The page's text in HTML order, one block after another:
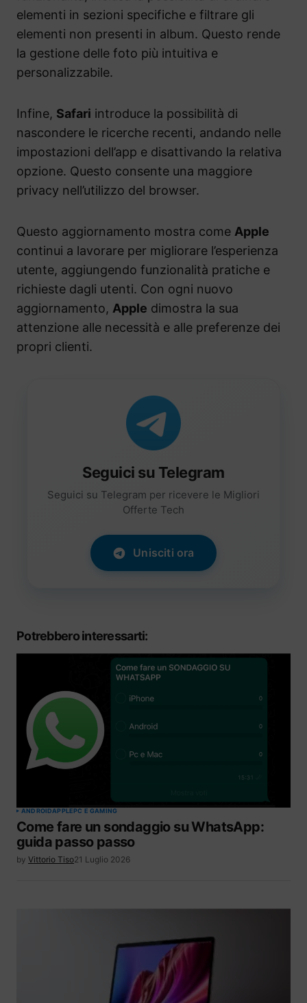
elementi in sezioni specifiche e filtrare gli
elementi non presenti in album. Questo rende
la gestione delle foto più intuitiva e
personalizzabile.
Infine, Safari introduce la possibilità di
nascondere le ricerche recenti, andando nelle
impostazioni dell’app e disattivando la relativa
opzione. Questo consente una maggiore
privacy nell’utilizzo del browser.
Questo aggiornamento mostra come Apple
continui a lavorare per migliorare l’esperienza
utente, aggiungendo funzionalità pratiche e
richieste dagli utenti. Con ogni nuovo
aggiornamento, Apple dimostra la sua
attenzione alle necessità e alle preferenze dei
propri clienti.
Seguici su Telegram
Seguici su Telegram per ricevere le Migliori
Offerte Tech
Unisciti ora
Potrebbero interessarti:
ANDROIDAPPLEPC E GAMING
Come fare un sondaggio su WhatsApp:
guida passo passo
by Vittorio Tiso21 Luglio 2026